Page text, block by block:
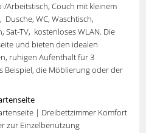
Arbeitstisch, Couch mit kleinem
WC, Waschtisch,
Sat-TV, kostenloses WLAN. Die
und bieten den idealen
ruhigen Aufenthalt für 3
Beispiel, die Möblierung oder der
| Dreibettzimmer Komfort
zur Einzelbenutzung